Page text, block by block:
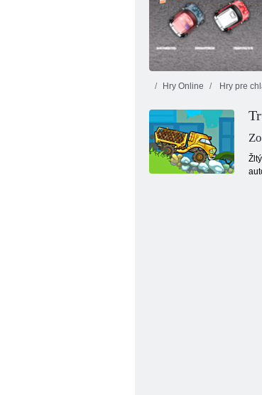
Simulátor terénnych
Hry Online Hry pre